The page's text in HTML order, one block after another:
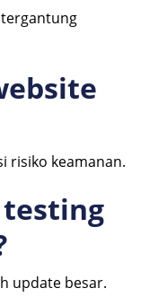
risiko keamanan.
testing
update besar.